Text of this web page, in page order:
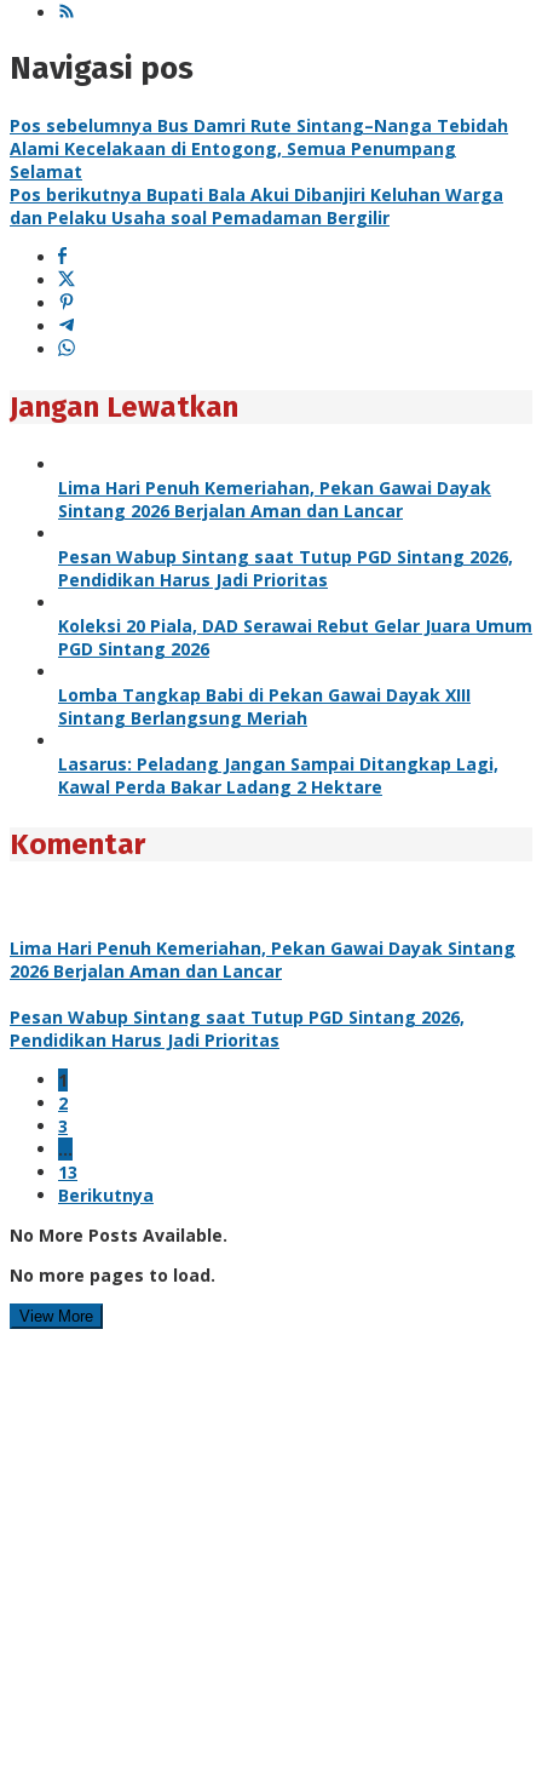
Navigasi pos
Pos sebelumnya Bus Damri Rute Sintang–Nanga Tebidah
Alami Kecelakaan di Entogong, Semua Penumpang
Selamat
Pos berikutnya Bupati Bala Akui Dibanjiri Keluhan Warga
dan Pelaku Usaha soal Pemadaman Bergilir
Jangan Lewatkan
Lima Hari Penuh Kemeriahan, Pekan Gawai Dayak
Sintang 2026 Berjalan Aman dan Lancar
Pesan Wabup Sintang saat Tutup PGD Sintang 2026,
Pendidikan Harus Jadi Prioritas
Koleksi 20 Piala, DAD Serawai Rebut Gelar Juara Umum
PGD Sintang 2026
Lomba Tangkap Babi di Pekan Gawai Dayak XIII
Sintang Berlangsung Meriah
Lasarus: Peladang Jangan Sampai Ditangkap Lagi,
Kawal Perda Bakar Ladang 2 Hektare
Komentar
Lima Hari Penuh Kemeriahan, Pekan Gawai Dayak Sintang
2026 Berjalan Aman dan Lancar
Pesan Wabup Sintang saat Tutup PGD Sintang 2026,
Pendidikan Harus Jadi Prioritas
1
2
3
…
13
Berikutnya
No More Posts Available.
No more pages to load.
View More